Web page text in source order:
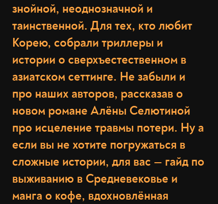
знойной, неоднозначной и
таинственной. Для тех, кто любит
Корею, собрали триллеры и
истории о сверхъестественном в
азиатском сеттинге. Не забыли и
про наших авторов, рассказав о
новом романе Алёны Селютиной
про исцеление травмы потери. Ну а
если вы не хотите погружаться в
сложные истории, для вас — гайд по
выживанию в Средневековье и
манга о кофе, вдохновлённая